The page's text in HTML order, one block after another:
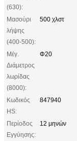
(630):
Μασούρι
λήψης
(400-500):
500 χλστ
Μέγ.
Διάμετρος
λωρίδας
(8000):
Φ20
Κωδικός
HS:
847940
Περίοδος
Εγγύησης:
12 μηνών